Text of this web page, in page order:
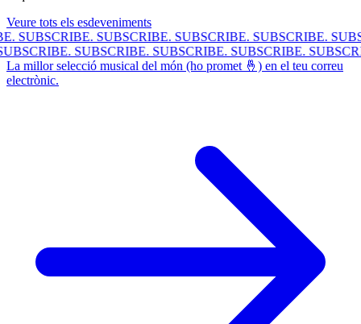
Veure tots els esdeveniments
SUBSCRIBE.SUBSCRIBE.SUBSCRIBE.SUBSCRIBE.
SUBSCRIBE.SUBSCRIBE.SUBSCRIBE.SUBSCRIBE.
La millor selecció musical del món (ho promet 🤞) en el teu correu
electrònic.